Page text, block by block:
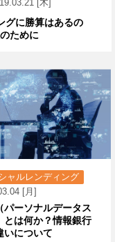
[木]
グに勝算はあるの
ために
ャルレンディング
[月]
パーソナルデータス
とは何か？情報銀行
いについて